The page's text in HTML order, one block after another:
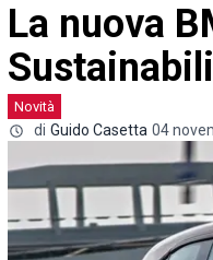
La nuova
Novità
di Guido Casetta 04